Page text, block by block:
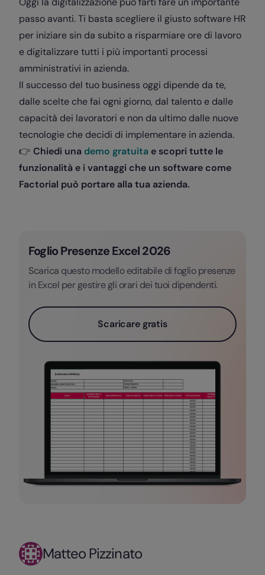
passo avanti. Ti basta scegliere il giusto software HR
per iniziare sin da subito a risparmiare ore di lavoro
e digitalizzare tutti i più importanti processi
amministrativi in azienda.
Il successo del tuo business oggi dipende da te,
dalle scelte che fai ogni giorno, dal talento e dalle
capacità dei lavoratori e non da ultimo dalle nuove
tecnologie che decidi di implementare in azienda.
👉 Chiedi una demo gratuita e scopri tutte le
funzionalità e i vantaggi che un software come
Factorial può portare alla tua azienda.
Foglio Presenze Excel 2026
Scarica questo modello editabile di foglio presenze
in Excel per gestire gli orari dei tuoi dipendenti.
Scaricare gratis
Matteo Pizzinato